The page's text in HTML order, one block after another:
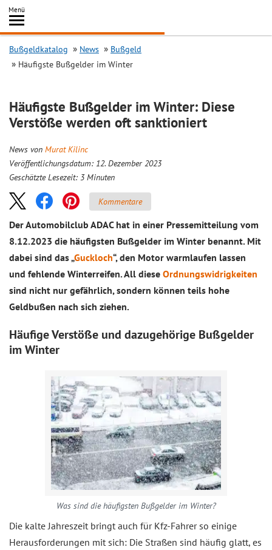
Inhalt
springen
Menü
Search
Bußgeldkatalog News
Bußgeld
Häufigste Bußgelder im Winter
Häufigste Bußgelder im Winter: Diese
Verstöße werden oft sanktioniert
News von Murat Kilinc
Veröffentlichungsdatum: 12. Dezember 2023
Geschätzte Lesezeit: 3 Minuten
Kommentare
Der Automobilclub ADAC hat in einer Pressemitteilung vom
8.12.2023 die häufigsten Bußgelder im Winter benannt. Mit
dabei sind das „Guckloch“, den Motor warmlaufen lassen
und fehlende Winterreifen. All diese Ordnungswidrigkeiten
sind nicht nur gefährlich, sondern können teils hohe
Geldbußen nach sich ziehen.
Häufige Verstöße und dazugehörige Bußgelder
im Winter
Was sind die häufigsten Bußgelder im Winter?
Die kalte Jahreszeit bringt auch für Kfz-Fahrer so einige
Herausforderungen mit sich: Die Straßen sind häufig glatt, es